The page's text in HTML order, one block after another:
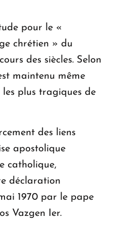
pour le «
chrétien » du
des siècles. Selon
maintenu même
plus tragiques de
des liens
apostolique
catholique,
déclaration
1970 par le pape
Vazgen Ier.